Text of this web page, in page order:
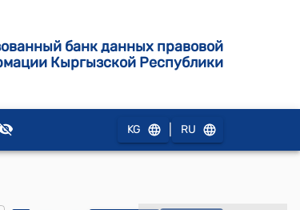
банк данных правовой
Кыргызской Республики
KG RU